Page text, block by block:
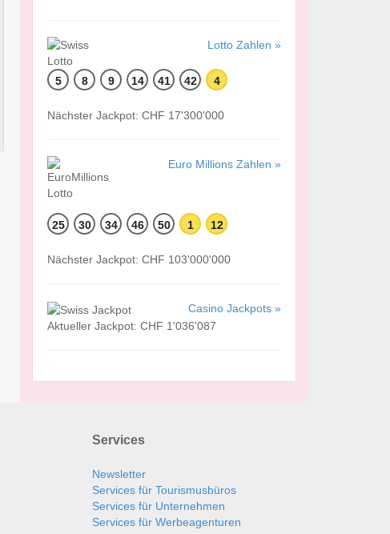
Lotto Zahlen »
5 8 9 14 41 42 4
Nächster Jackpot: CHF 17'300'000
Euro Millions Zahlen »
25 30 34 46 50 1 12
Nächster Jackpot: CHF 103'000'000
Casino Jackpots »
Aktueller Jackpot: CHF 1'036'087
Services
Newsletter
Services für Tourismusbüros
Services für Unternehmen
Services für Werbeagenturen